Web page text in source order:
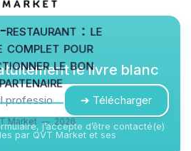
restaurant : le
complet pour
le bon
partenaire
Market — 2026
le livre blanc
➔ Télécharger
j’accepte d’être contacté(e)
par QVT Market et ses